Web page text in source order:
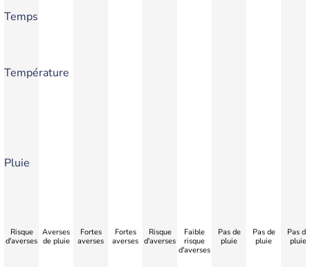
Temps
Température
Pluie
Risque
d'averses
Averses
de pluie
Fortes
averses
Fortes
averses
Risque
d'averses
Faible
risque
d'averses
Pas de
pluie
Pas de
pluie
Pas de
pluie